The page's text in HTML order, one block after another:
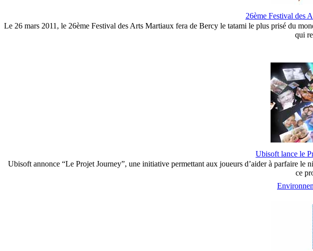
26ème Festival des
Le 26 mars 2011, le 26ème Festival des Arts Martiaux fera de Bercy le tatami le plus prisé du
qui
Ubisoft lance le
Ubisoft annonce “Le Projet Journey”, une initiative permettant aux joueurs d’aider à parfaire
ce